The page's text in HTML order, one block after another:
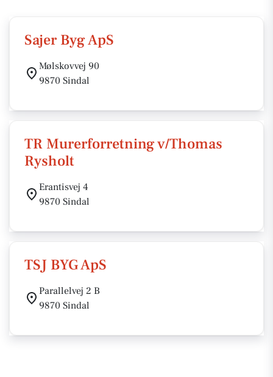
Sajer Byg ApS
Mølskovvej 90
9870 Sindal
TR Murerforretning v/Thomas
Rysholt
Erantisvej 4
9870 Sindal
TSJ BYG ApS
Parallelvej 2 B
9870 Sindal